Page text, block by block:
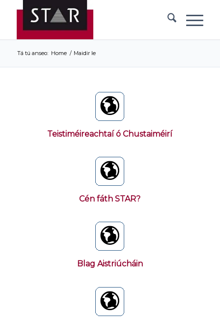
Tá tú anseo: Home / Maidir le
Teistiméireachtaí ó Chustaiméirí
Cén fáth STAR?
Blag Aistriúcháin